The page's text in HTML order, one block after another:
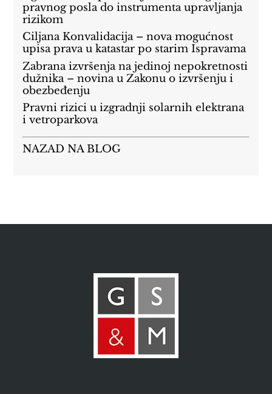
pravnog posla do instrumenta upravljanja
rizikom
Ciljana Konvalidacija – nova mogućnost
upisa prava u katastar po starim Ispravama
Zabrana izvršenja na jedinoj nepokretnosti
dužnika – novina u Zakonu o izvršenju i
obezbeđenju
Pravni rizici u izgradnji solarnih elektrana
i vetroparkova
NAZAD NA BLOG